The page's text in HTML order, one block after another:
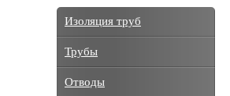
Изоляция труб
Трубы
Отводы